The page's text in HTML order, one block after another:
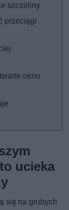
szczeliny
przeciągi
okno
ucieka
się na grubych